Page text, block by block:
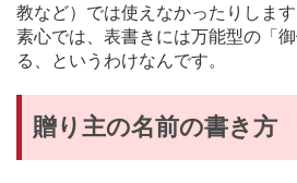
教など）では使えなかったりしま
素心では、表書きには万能型の「
る、というわけなんです。
贈り主の名前の書き方